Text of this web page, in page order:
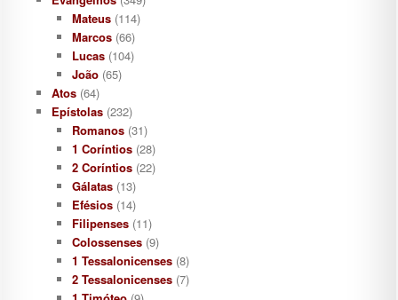
Mateus(114)
Marcos(66)
Lucas(104)
João(65)
Atos (64)
Epístolas (232)
Romanos(31)
1 Coríntios(28)
2 Coríntios(22)
Gálatas(13)
Efésios(14)
Filipenses(11)
Colossenses(9)
1 Tessalonicenses(8)
2 Tessalonicenses(7)